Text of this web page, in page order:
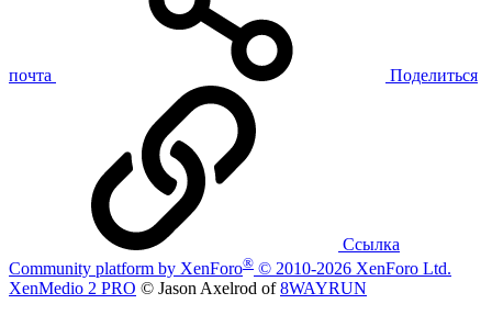
почта Поделиться
Ссылка
Community platform by XenForo® © 2010-2026 XenForo Ltd.
XenMedio 2 PRO © Jason Axelrod of8WAYRUN